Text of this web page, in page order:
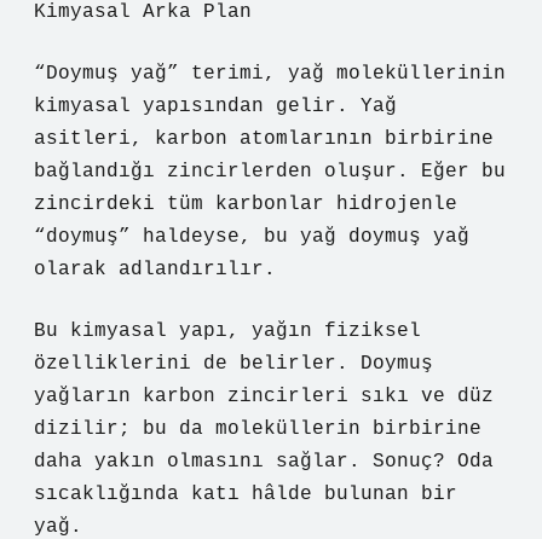
Kimyasal Arka Plan
“Doymuş yağ” terimi, yağ moleküllerinin
kimyasal yapısından gelir. Yağ
asitleri, karbon atomlarının birbirine
bağlandığı zincirlerden oluşur. Eğer bu
zincirdeki tüm karbonlar hidrojenle
“doymuş” haldeyse, bu yağ doymuş yağ
olarak adlandırılır.
Bu kimyasal yapı, yağın fiziksel
özelliklerini de belirler. Doymuş
yağların karbon zincirleri sıkı ve düz
dizilir; bu da moleküllerin birbirine
daha yakın olmasını sağlar. Sonuç? Oda
sıcaklığında katı hâlde bulunan bir
yağ.